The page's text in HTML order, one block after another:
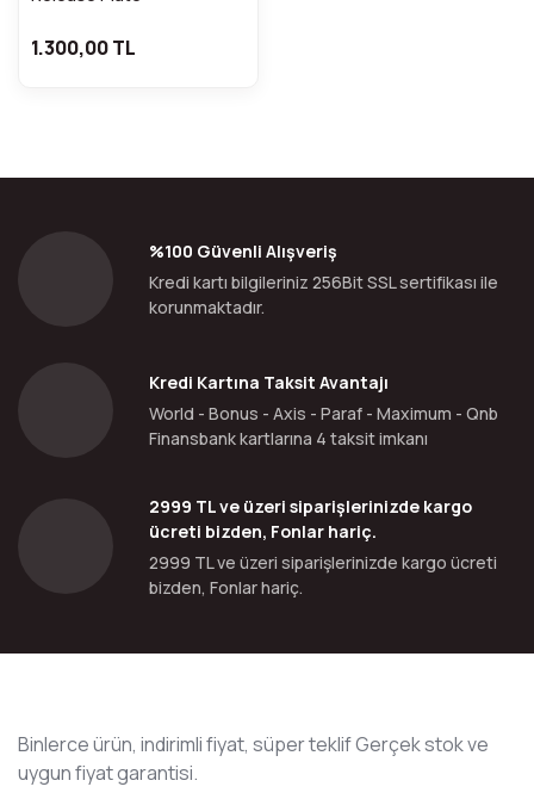
1.300,00 TL
%100 Güvenli Alışveriş
Kredi kartı bilgileriniz 256Bit SSL sertifikası ile
korunmaktadır.
Kredi Kartına Taksit Avantajı
World - Bonus - Axis - Paraf - Maximum - Qnb
Finansbank kartlarına 4 taksit imkanı
2999 TL ve üzeri siparişlerinizde kargo
ücreti bizden, Fonlar hariç.
2999 TL ve üzeri siparişlerinizde kargo ücreti
bizden, Fonlar hariç.
Binlerce ürün, indirimli fiyat, süper teklif Gerçek stok ve
uygun fiyat garantisi.